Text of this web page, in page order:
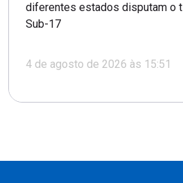
diferentes estados disputam o
Sub-17
4 de agosto de 2026 às 15:51